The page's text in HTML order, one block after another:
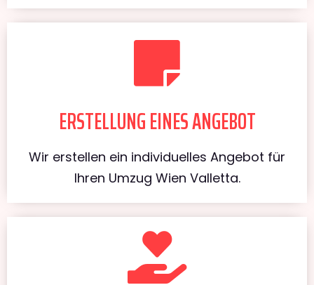
ERSTELLUNG EINES ANGEBOT
Wir erstellen ein individuelles Angebot für
Ihren Umzug Wien Valletta.